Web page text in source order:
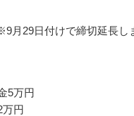
月29日付けで締切延長し
5万円
円